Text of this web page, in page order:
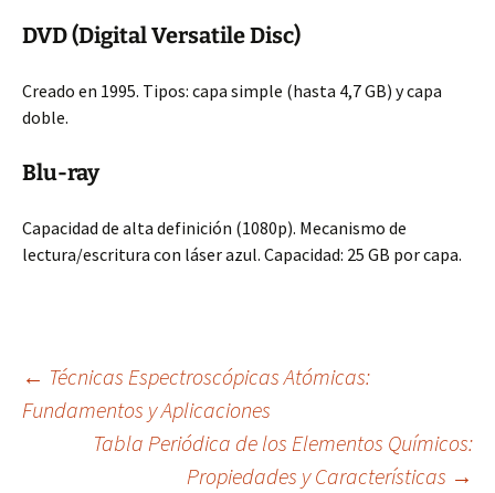
DVD (Digital Versatile Disc)
Creado en 1995. Tipos: capa simple (hasta 4,7 GB) y capa
doble.
Blu-ray
Capacidad de alta definición (1080p). Mecanismo de
lectura/escritura con láser azul. Capacidad: 25 GB por capa.
Navegación
← Técnicas Espectroscópicas Atómicas:
Fundamentos y Aplicaciones
Tabla Periódica de los Elementos Químicos:
Propiedades y Características →